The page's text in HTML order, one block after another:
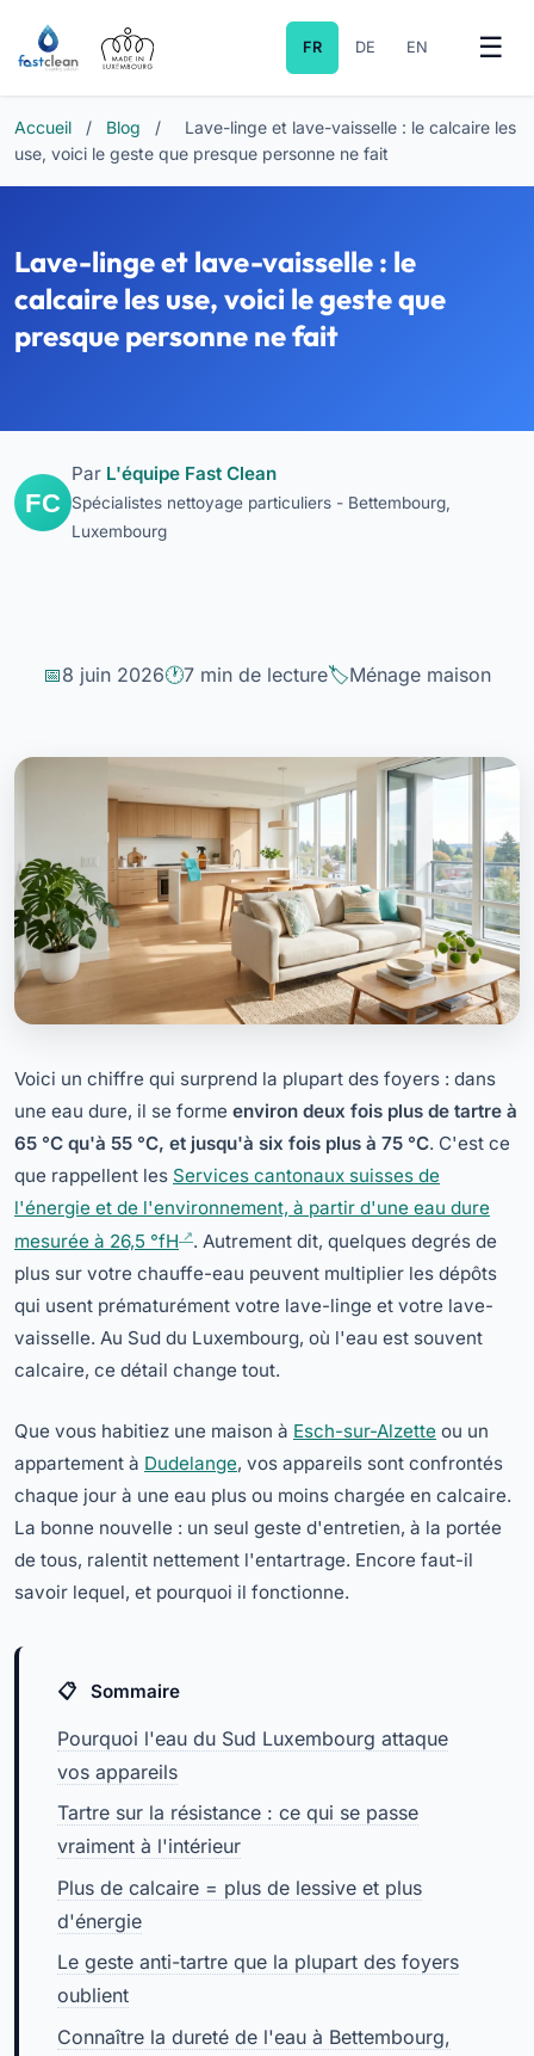
FR DE EN
Accueil / Blog /
Lave-linge et lave-vaisselle : le calcaire les
use, voici le geste que presque personne ne fait
Lave-linge et lave-vaisselle : le
calcaire les use, voici le geste que
presque personne ne fait
Par L'équipe Fast Clean
Spécialistes nettoyage particuliers - Bettembourg,
Luxembourg
8 juin 2026 7 min de lecture Ménage maison
Voici un chiffre qui surprend la plupart des foyers : dans
une eau dure, il se forme environ deux fois plus de tartre à
65 °C qu'à 55 °C, et jusqu'à six fois plus à 75 °C. C'est ce
que rappellent les Services cantonaux suisses de
l'énergie et de l'environnement, à partir d'une eau dure
mesurée à 26,5 °fH
. Autrement dit, quelques degrés de
plus sur votre chauffe-eau peuvent multiplier les dépôts
qui usent prématurément votre lave-linge et votre lave-
vaisselle. Au Sud du Luxembourg, où l'eau est souvent
calcaire, ce détail change tout.
Que vous habitiez une maison à Esch-sur-Alzette ou un
appartement à Dudelange, vos appareils sont confrontés
chaque jour à une eau plus ou moins chargée en calcaire.
La bonne nouvelle : un seul geste d'entretien, à la portée
de tous, ralentit nettement l'entartrage. Encore faut-il
savoir lequel, et pourquoi il fonctionne.
Sommaire
Pourquoi l'eau du Sud Luxembourg attaque
vos appareils
Tartre sur la résistance : ce qui se passe
vraiment à l'intérieur
Plus de calcaire = plus de lessive et plus
d'énergie
Le geste anti-tartre que la plupart des foyers
oublient
Connaître la dureté de l'eau à Bettembourg,